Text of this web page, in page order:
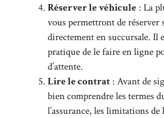
Réserver le véhicule : La
vous permettront de réserver
directement en succursale. Il
pratique de le faire en ligne
d’attente.
Lire le contrat : Avant de
bien comprendre les termes
l’assurance, les limitations